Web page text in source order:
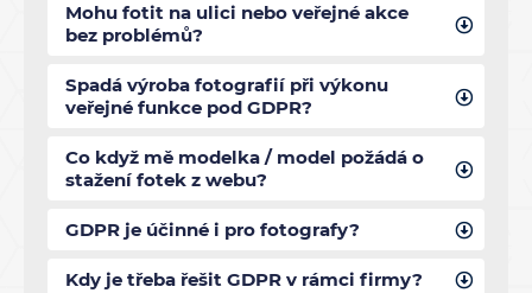
Mohu fotit na ulici nebo veřejné akce
bez problémů?
Spadá výroba fotografií při výkonu
veřejné funkce pod GDPR?
Co když mě modelka / model požádá o
stažení fotek z webu?
GDPR je účinné i pro fotografy?
Kdy je třeba řešit GDPR v rámci firmy?